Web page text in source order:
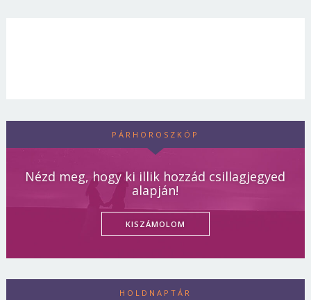
PÁRHOROSZKÓP
Nézd meg, hogy ki illik hozzád csillagjegyed
alapján!
KISZÁMOLOM
HOLDNAPTÁR